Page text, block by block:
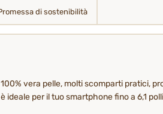
di sostenibilità
vera pelle, molti scomparti pratici,
per il tuo smartphone fino a 6,1